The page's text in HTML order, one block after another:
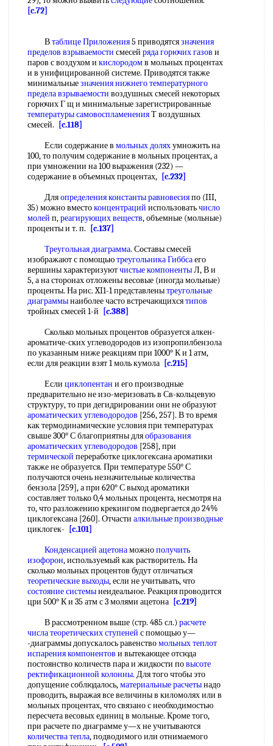
[c.72]
Втаблице Приложения5 приводятсязначения
пределов взрываемости смесей рядагорючих газов и
паров с воздухом и кислородомв мольных процентах
и в унифицированной системе. Приводятся также
минимальныезначениянижнего температурного
пределавзрываемости воздушных смесей некоторых
горючих Г щ и минимальные зарегистрированные
температуры самовоспламененияТ воздушных
смесей.
[c.118]
Если содержание в мольных доляхумножить на
100, то получим содержание в мольных процентах, а
при умножении на 100 выражения (232) —
содержание в объемных процентах, [c.232]
Дляопределения константы равновесияпо (III,
35) можно вместоконцентраций использоватьчисло
молей п,реагирующих веществ, объемные (мольные)
проценты и т. п.
[c.137]
Треугольная диаграмма. Составы смесей
изображают с помощьютреугольника Гиббсаего
вершины характеризуютчистые компонентыЛ, В и
5, а на сторонах отложены весовые (иногда мольные)
проценты. На рис. XI1-1 представленытреугольные
диаграммынаиболее часто встречающихсятипов
тройных смесей 1-й
[c.388]
Сколько мольных процентов образуется алкен-
ароматиче-ских углеводородов из изопропилбензола
по указанным ниже реакциям при 1000° К и 1 атм,
если для реакции взят 1 моль кумола [c.215]
Если циклопентан и его производные
предварительно не изо-меризовать в Св-кольцевую
структуру, то при дегидрировании они не образуют
ароматических углеводородов [256, 257]. В то время
как термодинамические условия при температурах
свыше 300° С благоприятны дляобразования
ароматических углеводородов [258], при
термической переработке циклогексана ароматики
также не образуется. При температуре 550° С
получаются очень незначительные количества
бензола [259], а при 620° С выход ароматики
составляет только 0,4 мольных процента, несмотря на
то, что разложению крекингом подвергается до 24%
циклогексана [260]. Отчасти алкильные производные
циклогек-
[c.101]
Конденсацией ацетонаможнополучить
изофорон, используемый как растворитель. На
сколько мольных процентов будут отличаться
теоретические выходы, если не учитывать, что
состояние системынеидеальное. Реакция проводится
цри 500° К и 35 атм с 3 молями ацетона [c.219]
В рассмотренном выше (стр. 485 сл.) расчете
числа теоретических ступеней с помощью у—
-диаграммы допускалось равенствомольных теплот
испарения компонентов и вытекающее отсюда
постоянство количеств пара и жидкости повысоте
ректификационной колонны. Для того чтобы это
допущение соблюдалось,материальные расчетынадо
проводить, выражая все величины в киломолях или в
мольных процентах, что связано с необходимостью
пересчета весовых единиц в мольные. Кроме того,
при расчете по диаграмме у—х не учитываются
количества тепла, подводимого или отнимаемого